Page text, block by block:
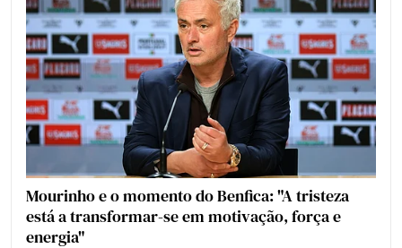
Mourinho e o momento do Benfica: "A tristeza
está a transformar-se em motivação, força e
energia"